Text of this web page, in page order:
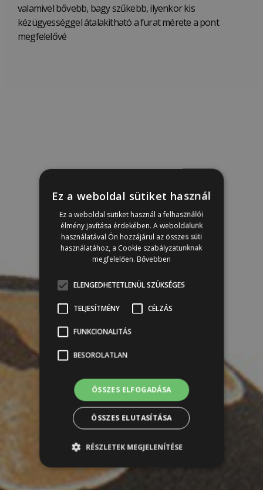
valamivel bővebb, bagy szűkebb, ilyenkor kis
kézügyességgel átalakítható a furat mérete a pont
megfelelővé
Ez a weboldal sütiket használ
Ez a weboldal sütiket használ a felhasználói
élmény javítása érdekében. A weboldalunk
használatával Ön hozzájárul az összes süti
használatához, a Cookie szabályzatunknak
megfelelően. Bővebben
ELENGEDHETETLENÜL SZÜKSÉGES
TELJESÍTMÉNY CÉLZÁS
FUNKCIONALITÁS
BESOROLATLAN
ÖSSZES ELFOGADÁSA
ÖSSZES ELUTASÍTÁSA
RÉSZLETEK MEGJELENÍTÉSE